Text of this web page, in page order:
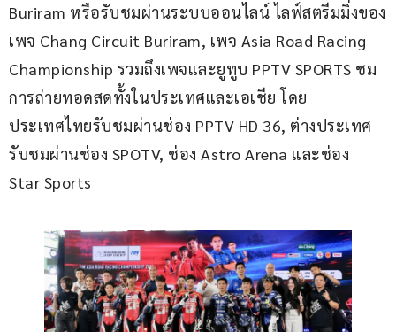
Buriram หรือรับชมผ่านระบบออนไลน์ ไลฟ์สตรีมมิ่งของ
เพจ Chang Circuit Buriram, เพจ Asia Road Racing
Championship รวมถึงเพจและยูทูบ PPTV SPORTS ชม
การถ่ายทอดสดทั้งในประเทศและเอเชีย โดย
ประเทศไทยรับชมผ่านช่อง PPTV HD 36, ต่างประเทศ
รับชมผ่านช่อง SPOTV, ช่อง Astro Arena และช่อง
Star Sports